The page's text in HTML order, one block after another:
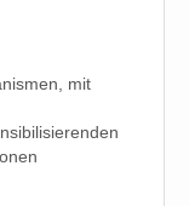
mit